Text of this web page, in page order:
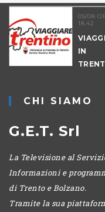
05/08
18.42
IN
CHI SIAMO
G.E.T. Srl
La Televisione al
Informazioni e
di Trento e Bolzano.
Tramite la sua